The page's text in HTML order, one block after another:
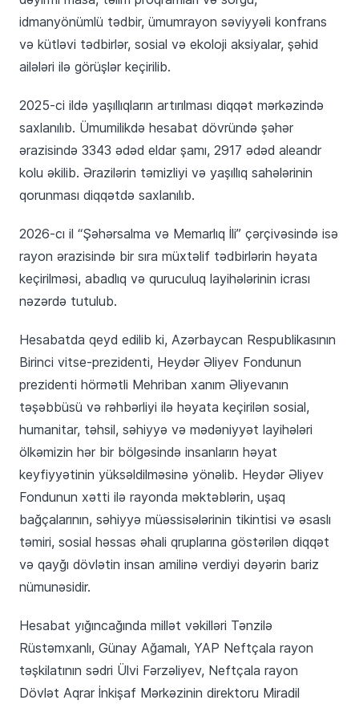
idmanyönümlü tədbir, ümumrayon səviyyəli konfrans
və kütləvi tədbirlər, sosial və ekoloji aksiyalar, şəhid
ailələri ilə görüşlər keçirilib.
2025-ci ildə yaşıllıqların artırılması diqqət mərkəzində
saxlanılıb. Ümumilikdə hesabat dövründə şəhər
ərazisində 3343 ədəd eldar şamı, 2917 ədəd aleandr
kolu əkilib. Ərazilərin təmizliyi və yaşıllıq sahələrinin
qorunması diqqətdə saxlanılıb.
2026-cı il “Şəhərsalma və Memarlıq İli” çərçivəsində isə
rayon ərazisində bir sıra müxtəlif tədbirlərin həyata
keçirilməsi, abadlıq və quruculuq layihələrinin icrası
nəzərdə tutulub.
Hesabatda qeyd edilib ki, Azərbaycan Respublikasının
Birinci vitse-prezidenti, Heydər Əliyev Fondunun
prezidenti hörmətli Mehriban xanım Əliyevanın
təşəbbüsü və rəhbərliyi ilə həyata keçirilən sosial,
humanitar, təhsil, səhiyyə və mədəniyyət layihələri
ölkəmizin hər bir bölgəsində insanların həyat
keyfiyyətinin yüksəldilməsinə yönəlib. Heydər Əliyev
Fondunun xətti ilə rayonda məktəblərin, uşaq
bağçalarının, səhiyyə müəssisələrinin tikintisi və əsaslı
təmiri, sosial həssas əhali qruplarına göstərilən diqqət
və qayğı dövlətin insan amilinə verdiyi dəyərin bariz
nümunəsidir.
Hesabat yığıncağında millət vəkilləri Tənzilə
Rüstəmxanlı, Günay Ağamalı, YAP Neftçala rayon
təşkilatının sədri Ülvi Fərzəliyev, Neftçala rayon
Dövlət Aqrar İnkişaf Mərkəzinin direktoru Miradil